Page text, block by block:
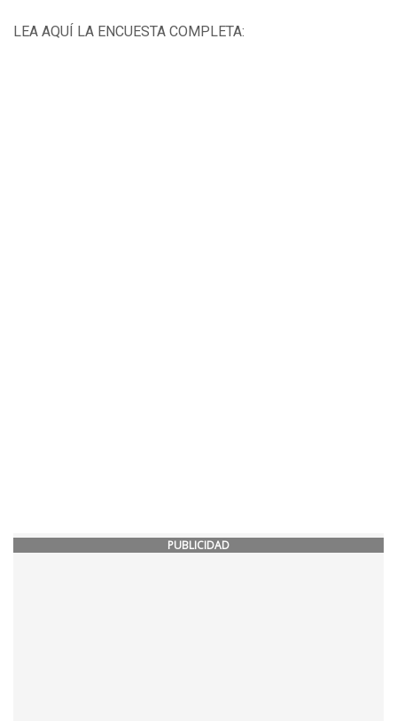
LEA AQUÍ LA ENCUESTA COMPLETA:
PUBLICIDAD